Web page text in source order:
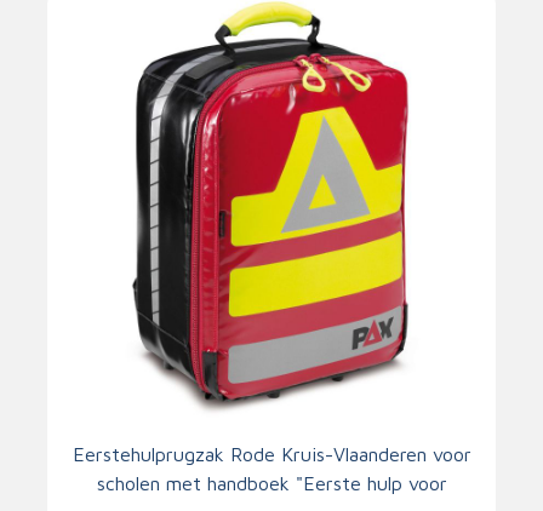
Eerstehulprugzak Rode Kruis-Vlaanderen voor
scholen met handboek "Eerste hulp voor